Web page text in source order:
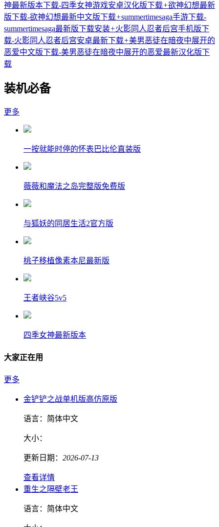
神最新版本下载-四季女神游戏安卓汉化版下载+欲神幻想最新
版下载-欲神幻想最新中文版下载+summertimesaga手游下载-
summertimesaga最新版下载安装+火影同人忍者后宫手机版下
载-火影同人忍者后宫安卓最新下载+美男恶徒在暗夜中展开的
恶爱中文版下载-美男恶徒在暗夜中展开的恶爱最新汉化版下
载
装机必备
更多
一按就能时停的怀表巴比伦直装版
薇薇和魔法之岛完整版免费版
与狐妖的同居生活2官方版
桃子移植像素本尼最新版
王者峡谷5v5
四季女神最新版本
大家正在用
更多
金铲铲之战单机版高仿原版
语言： 简体中文
大小：
更新日期： 2026-07-13
查看详情
重生之隔壁老王
语言： 简体中文